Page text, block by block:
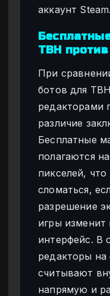
аккаунт Steam.
TBH
При
ботов для
редакторами
различие
Бесплатные
полагаются
пикселей,
сломаться,
разрешение
игры изменит
интерфейс. В
редакторы на
считывают
напрямую и